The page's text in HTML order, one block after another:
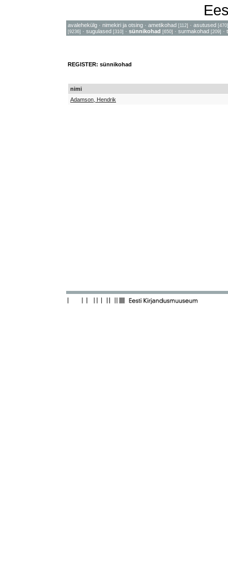
avalehekülg · nimekiri ja otsing · ametikohad [112] · asutused [470]
[9236] · sugulased [310] · sünnikohad [650] · surmakohad [209] ·
REGISTER: sünnikohad
nimi
Adamson, Hendrik